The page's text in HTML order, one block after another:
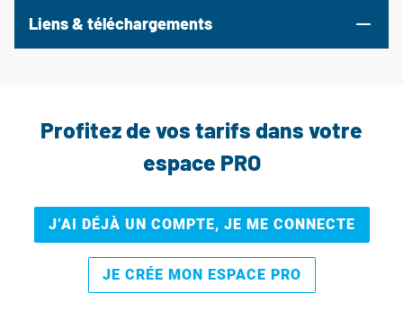
Liens & téléchargements
Profitez de vos tarifs dans votre
espace PRO
J’AI DÉJÀ UN COMPTE, JE ME CONNECTE
JE CRÉE MON ESPACE PRO